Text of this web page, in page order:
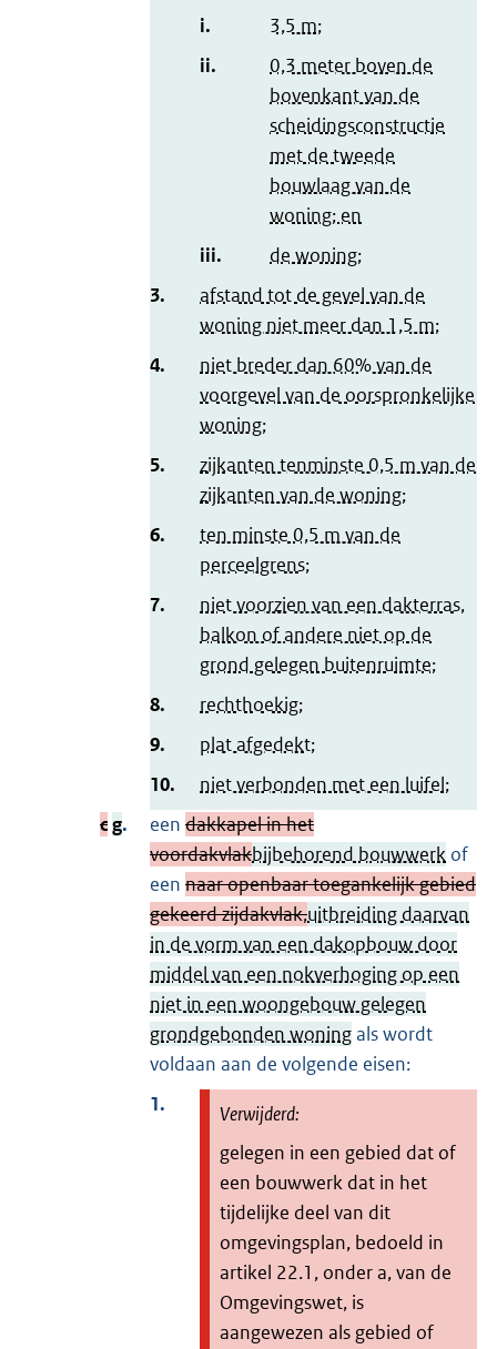
i.
3,5 m;
ii.
0,3 meter boven de
bovenkant van de
scheidingsconstructie
met de tweede
bouwlaag van de
woning; en
iii.
de woning;
3.
afstand tot de gevel van de
woning niet meer dan 1,5 m;
4.
niet breder dan 60% van de
voorgevel van de oorspronkelijke
woning;
5.
zijkanten tenminste 0,5 m van de
zijkanten van de woning;
6.
ten minste 0,5 m van de
perceelgrens;
7.
niet voorzien van een dakterras,
balkon of andere niet op de
grond gelegen buitenruimte;
8.
rechthoekig;
9.
plat afgedekt;
10.
niet verbonden met een luifel;
cg. een dakkapel in het
voordakvlakbijbehorend bouwwerk of
een naar openbaar toegankelijk gebied
gekeerd zijdakvlak,uitbreiding daarvan
in de vorm van een dakopbouw door
middel van een nokverhoging op een
niet in een woongebouw gelegen
grondgebonden woningals wordt
voldaan aan de volgende eisen:
1.
gelegen in een gebied dat of
een bouwwerk dat in het
tijdelijke deel van dit
omgevingsplan, bedoeld in
artikel 22.1, onder a, van de
Omgevingswet, is
aangewezen als gebied of